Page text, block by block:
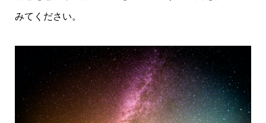
みてください。